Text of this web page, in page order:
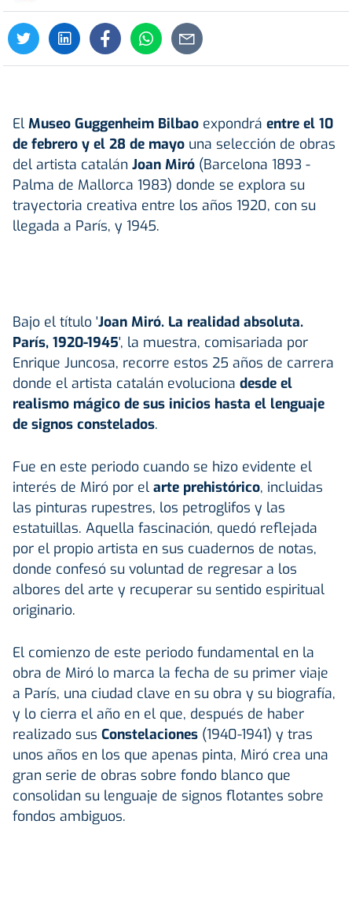
El Museo Guggenheim Bilbao expondrá entre el 10
de febrero y el 28 de mayo una selección de obras
del artista catalán Joan Miró (Barcelona 1893 -
Palma de Mallorca 1983) donde se explora su
trayectoria creativa entre los años 1920, con su
llegada a París, y 1945.
Bajo el título 'Joan Miró. La realidad absoluta.
París, 1920-1945', la muestra, comisariada por
Enrique Juncosa, recorre estos 25 años de carrera
donde el artista catalán evoluciona desde el
realismo mágico de sus inicios hasta el lenguaje
de signos constelados.
Fue en este periodo cuando se hizo evidente el
interés de Miró por el arte prehistórico, incluidas
las pinturas rupestres, los petroglifos y las
estatuillas. Aquella fascinación, quedó reflejada
por el propio artista en sus cuadernos de notas,
donde confesó su voluntad de regresar a los
albores del arte y recuperar su sentido espiritual
originario.
El comienzo de este periodo fundamental en la
obra de Miró lo marca la fecha de su primer viaje
a París, una ciudad clave en su obra y su biografía,
y lo cierra el año en el que, después de haber
realizado sus Constelaciones (1940-1941) y tras
unos años en los que apenas pinta, Miró crea una
gran serie de obras sobre fondo blanco que
consolidan su lenguaje de signos flotantes sobre
fondos ambiguos.